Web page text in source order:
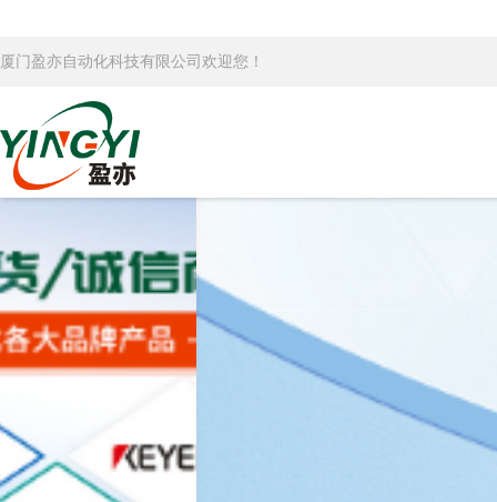
厦门盈亦自动化科技有限公司欢迎您！